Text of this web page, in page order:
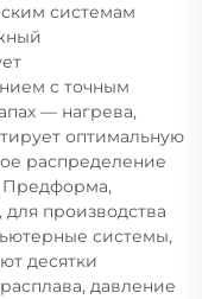
системам
с точным
— нагрева,
оптимальную
распределение
Предформа,
производства
системы,
десятки
давление